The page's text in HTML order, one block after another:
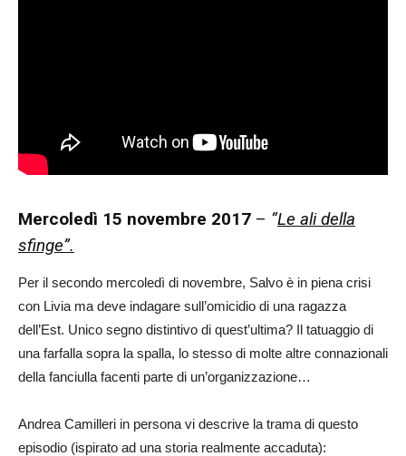
Mercoledì 15 novembre 2017 – “Le ali della
sfinge”.
Per il secondo mercoledì di novembre, Salvo è in piena crisi
con Livia ma deve indagare sull’omicidio di una ragazza
dell’Est. Unico segno distintivo di quest’ultima? Il tatuaggio di
una farfalla sopra la spalla, lo stesso di molte altre connazionali
della fanciulla facenti parte di un’organizzazione…
Andrea Camilleri in persona vi descrive la trama di questo
episodio (ispirato ad una storia realmente accaduta):